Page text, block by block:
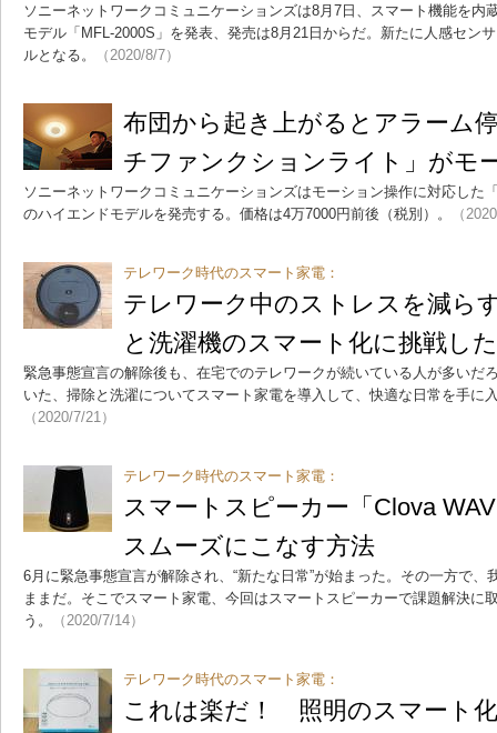
ソニーネットワークコミュニケーションズは8月7日、スマート機能を内
モデル「MFL-2000S」を発表、発売は8月21日からだ。新たに人感セン
ルとなる。
（2020/8/7）
布団から起き上がるとアラーム
チファンクションライト」がモ
ソニーネットワークコミュニケーションズはモーション操作に対応した
のハイエンドモデルを発売する。価格は4万7000円前後（税別）。
（
テレワーク時代のスマート家電：
テレワーク中のストレスを減ら
と洗濯機のスマート化に挑戦した
緊急事態宣言の解除後も、在宅でのテレワークが続いている人が多いだ
いた、掃除と洗濯についてスマート家電を導入して、快適な日常を手に
（2020/7/21）
テレワーク時代のスマート家電：
スマートスピーカー「Clova
スムーズにこなす方法
6月に緊急事態宣言が解除され、“新たな日常”が始まった。その一方で
ままだ。そこでスマート家電、今回はスマートスピーカーで課題解決に
う。
（2020/7/14）
テレワーク時代のスマート家電：
これは楽だ！ 照明のスマート